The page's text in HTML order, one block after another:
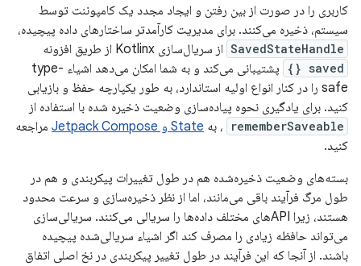
کاربری را در صورت از بین رفتن و ایجاد مجدد یک کامپوننت توسط
سیستم، ذخیره می‌کنند. برای مدیریت کارآمدتر ساختارهای داده پیچیده،
SavedStateHandle از سریال‌سازی Kotlinx از طریق افزونه
saved {}
پشتیبانی می‌کند و به شما امکان می‌دهد اشیاء type-
safe را در کنار انواع اولیه استاندارد، به طور یکپارچه حفظ و بازیابی
کنید. برای یادگیری نحوه پیاده‌سازی وضعیت ذخیره شده با استفاده از
rememberSaveable ، به State و Jetpack Compose
مراجعه
کنید.
بسته‌های وضعیت ذخیره‌شده هم در طول تغییرات پیکربندی و هم در
طول مرگ فرآیند باقی می‌مانند، اما از نظر ذخیره‌سازی و سرعت محدود
هستند، زیرا APIهای مختلف داده‌ها را سریالی می‌کنند. سریالی‌سازی
می‌تواند حافظه زیادی را مصرف کند اگر اشیاء سریالی‌شده پیچیده
باشند. از آنجا که این فرآیند در طول تغییر پیکربندی در نخ اصلی اتفاق